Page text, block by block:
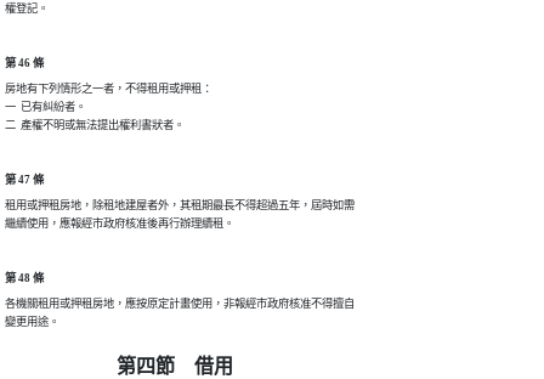
權登記。
第 46 條
房地有下列情形之一者，不得租用或押租：
一  已有糾紛者。
二  產權不明或無法提出權利書狀者。
第 47 條
租用或押租房地，除租地建屋者外，其租期最長不得超過五年，屆時如需
繼續使用，應報經市政府核准後再行辦理續租。
第 48 條
各機關租用或押租房地，應按原定計畫使用，非報經市政府核准不得擅自
變更用途。
第四節 借用